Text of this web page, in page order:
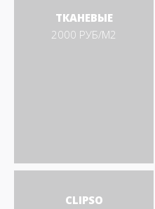
ТКАНЕВЫЕ
2000 РУБ/М2
CLIPSO